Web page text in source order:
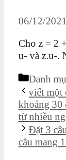
06/12/2021
Cho z = 2
u- và z.u-.
Danh
viết một
khoảng 30
từ nhiều
Đặt 3
câu mang